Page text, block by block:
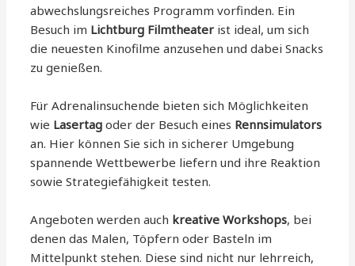
abwechslungsreiches Programm vorfinden. Ein
Besuch im Lichtburg Filmtheater ist ideal, um sich
die neuesten Kinofilme anzusehen und dabei Snacks
zu genießen.
Für Adrenalinsuchende bieten sich Möglichkeiten
wie Lasertag oder der Besuch eines Rennsimulators
an. Hier können Sie sich in sicherer Umgebung
spannende Wettbewerbe liefern und ihre Reaktion
sowie Strategiefähigkeit testen.
Angeboten werden auch kreative Workshops, bei
denen das Malen, Töpfern oder Basteln im
Mittelpunkt stehen. Diese sind nicht nur lehrreich,